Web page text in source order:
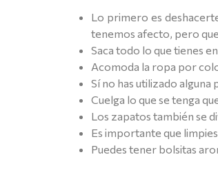
Lo primero es
tenemos afecto, pero
Saca todo lo que tienes
Acomoda la ropa por
Sí no has utilizado alguna
Cuelga lo que se tenga
Los zapatos también se
Es importante que
Puedes tener bolsitas